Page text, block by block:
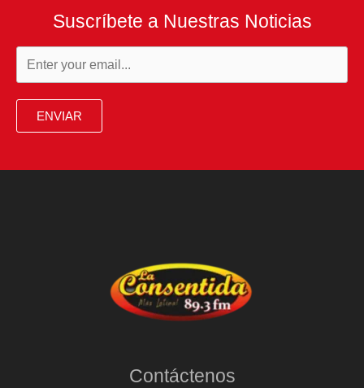
Suscríbete a Nuestras Noticias
ENVIAR
Contáctenos